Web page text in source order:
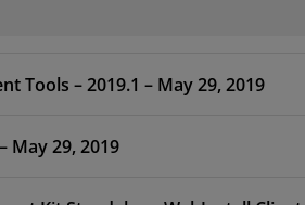
License Management Tools – 2019.1 – May 29, 2019
May 29, 2019